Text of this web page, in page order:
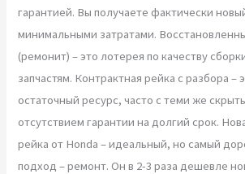
гарантией. Вы получаете фактически
минимальными затратами.
(ремонит) – это лотерея по качеству
запчастям. Контрактная рейка с разбора –
остаточный ресурс, часто с теми же
отсутствием гарантии на долгий срок.
рейка от Honda – идеальный, но самый
подход – ремонт. Он в 2-3 раза дешевле